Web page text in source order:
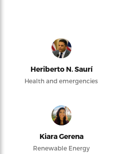
Heriberto N. Saurí
Health and emergencies
Kiara Gerena
Renewable Energy